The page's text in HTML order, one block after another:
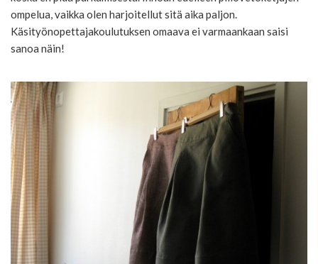
ompelua, vaikka olen harjoitellut sitä aika paljon.
Käsityönopettajakoulutuksen omaava ei varmaankaan saisi
sanoa näin!